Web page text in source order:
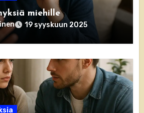
miehille
19 syyskuun 2025